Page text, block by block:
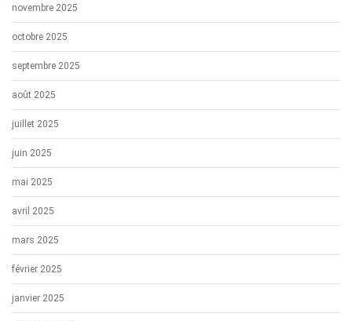
novembre 2025
octobre 2025
septembre 2025
août 2025
juillet 2025
juin 2025
mai 2025
avril 2025
mars 2025
février 2025
janvier 2025